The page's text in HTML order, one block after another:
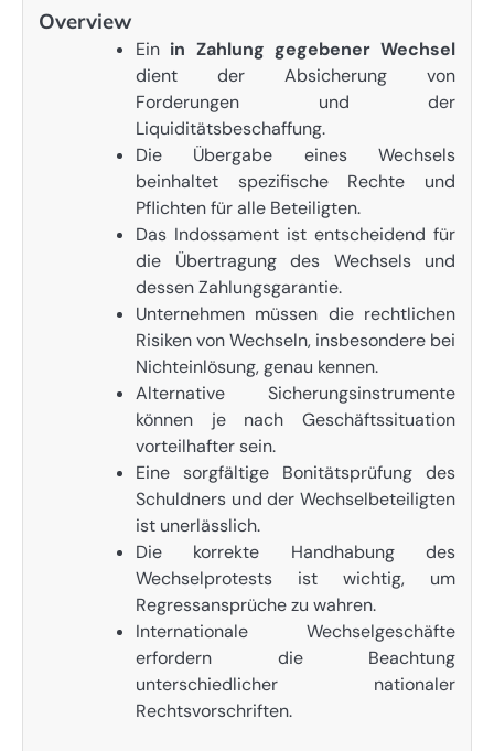
Overview
Ein in Zahlung gegebener Wechsel
dient der Absicherung von
Forderungen und der
Liquiditätsbeschaffung.
Die Übergabe eines Wechsels
beinhaltet spezifische Rechte und
Pflichten für alle Beteiligten.
Das Indossament ist entscheidend für
die Übertragung des Wechsels und
dessen Zahlungsgarantie.
Unternehmen müssen die rechtlichen
Risiken von Wechseln, insbesondere bei
Nichteinlösung, genau kennen.
Alternative Sicherungsinstrumente
können je nach Geschäftssituation
vorteilhafter sein.
Eine sorgfältige Bonitätsprüfung des
Schuldners und der Wechselbeteiligten
ist unerlässlich.
Die korrekte Handhabung des
Wechselprotests ist wichtig, um
Regressansprüche zu wahren.
Internationale Wechselgeschäfte
erfordern die Beachtung
unterschiedlicher nationaler
Rechtsvorschriften.